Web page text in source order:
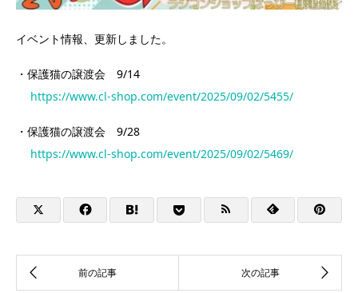
イベント情報、更新しました。
・保護猫の譲渡会 9/14
https://www.cl-shop.com/event/2025/09/02/5455/
・保護猫の譲渡会 9/28
https://www.cl-shop.com/event/2025/09/02/5469/